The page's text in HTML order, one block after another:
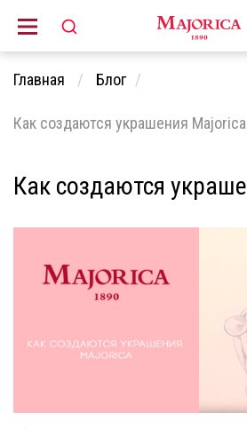
Главная Блог
Как создаются украшения Majorica
Как создаются